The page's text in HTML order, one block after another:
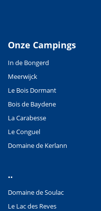
Onze Campings
In de Bongerd
Meerwijck
Le Bois Dormant
Bois de Baydene
La Carabesse
Le Conguel
Domaine de Kerlann
..
Domaine de Soulac
Le Lac des Reves